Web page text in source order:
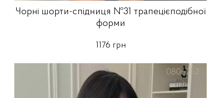
Чорні шорти-спідниця №31 трапецієподібної
форми
1176 грн